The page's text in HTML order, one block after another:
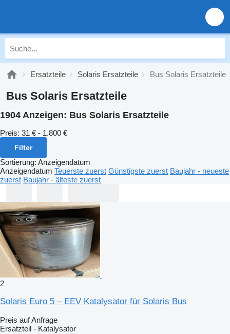
Ersatzteile Solaris Ersatzteile Bus Solaris Ersatzteile
Bus Solaris Ersatzteile
1904 Anzeigen: Bus Solaris Ersatzteile
Preis: 31 € - 1.800 €
Filter
Sortierung: Anzeigendatum
Anzeigendatum Teuerste zuerst Günstigste zuerst Baujahr - neueste
zuerst Baujahr - älteste zuerst
2
Solaris Euro 5 – EEV Katalysator für Solaris Bus
Preis auf Anfrage
Ersatzteil - Katalysator